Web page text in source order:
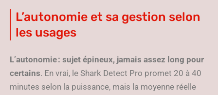
L’autonomie et sa gestion selon
les usages
L’autonomie : sujet épineux, jamais assez long pour
certains. En vrai, le Shark Detect Pro promet 20 à 40
minutes selon la puissance, mais la moyenne réelle